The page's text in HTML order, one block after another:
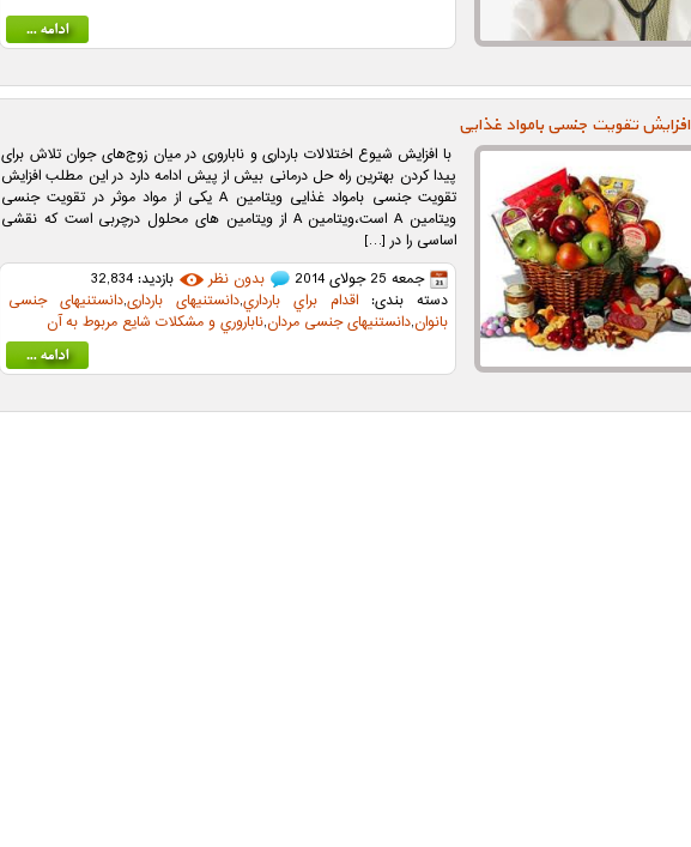
افزایش تقویت جنسی بامواد غذایی
با افزایش شیوع اختلالات بارداری و ناباروری در میان زوج‌های جوان تلاش برای
پیدا کردن بهترین راه حل درمانی بیش از پیش ادامه دارد در این مطلب افزایش
تقویت جنسی بامواد غذایی ویتامین A یکی از مواد موثر در تقویت جنسی
ویتامین A است،ویتامین A از ویتامین های محلول درچربی است که نقشی
اساسی را در […]
جمعه 25 جولای 2014
بدون نظر
بازدید: 32,834
دسته بندی:اقدام براي بارداري,دانستنیهای بارداری,دانستنیهای جنسی
بانوان,دانستنیهای جنسی مردان,ناباروري و مشکلات شايع مربوط به آن